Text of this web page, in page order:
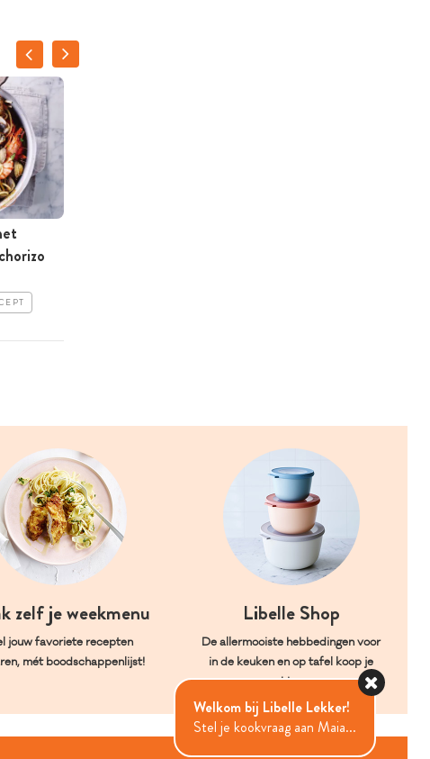
zelf je weekmenu
jouw favoriete recepten
mét boodschappenlijst!
Libelle Shop
De allermooiste hebbedingen voor
in de keuken en op tafel koop je
hier.
Welkom bij Libelle Lekker!
Stel je kookvraag aan Maia...